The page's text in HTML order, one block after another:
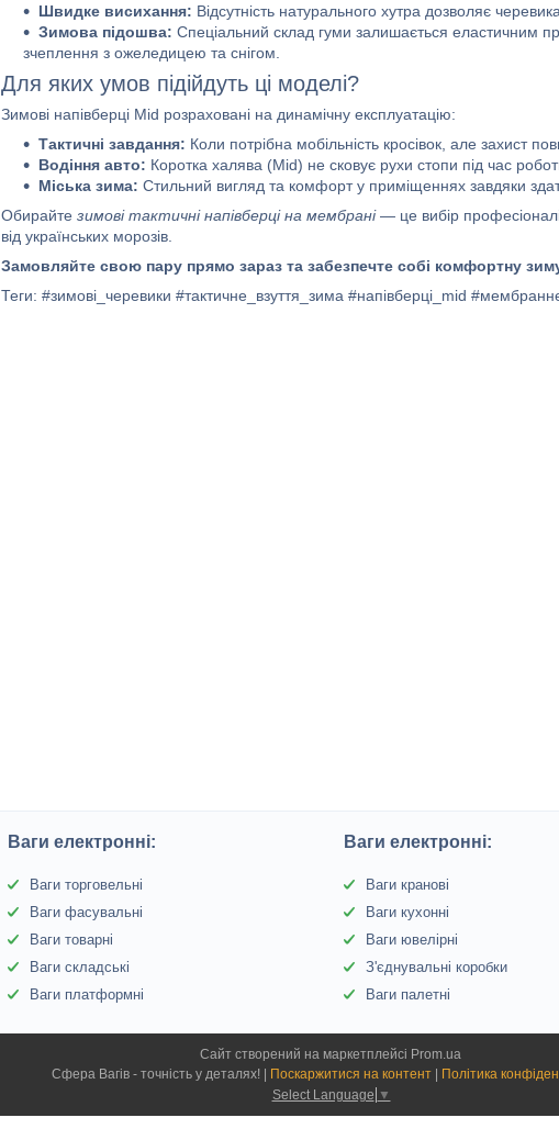
Швидке висихання: Відсутність натурального хутра дозволяє
Зимова підошва: Спеціальний склад гуми залишається еластичним
зчеплення з ожеледицею та снігом.
Для яких умов підійдуть ці моделі?
Зимові напівберці Mid розраховані на динамічну експлуатацію:
Тактичні завдання: Коли потрібна мобільність кросівок, але захист
Водіння авто: Коротка халява (Mid) не сковує рухи стопи під час
Міська зима: Стильний вигляд та комфорт у приміщеннях завдяки
Обирайте зимові тактичні напівберці на мембрані— це вибір
від українських морозів.
Замовляйте свою пару прямо зараз та забезпечте собі комфортну
Теги: #зимові_черевики #тактичне_взуття_зима #напівберці_mid
Ваги електронні:
Ваги торговельні
Ваги фасувальні
Ваги товарні
Ваги складські
Ваги платформні
Ваги електронні:
Ваги кранові
Ваги кухонні
Ваги ювелірні
З'єднувальні коробки
Ваги палетні
Сайт створений на маркетплейсі Prom.ua
Поскаржитися на контент
Політика
Select Language ▼